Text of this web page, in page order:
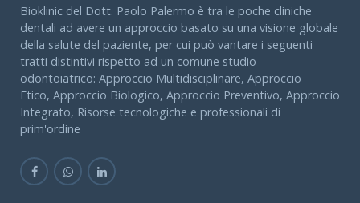
Bioklinic del Dott. Paolo Palermo è tra le poche cliniche
dentali ad avere un approccio basato su una visione globale
della salute del paziente, per cui può vantare i seguenti
tratti distintivi rispetto ad un comune studio
odontoiatrico: Approccio Multidisciplinare, Approccio
Etico, Approccio Biologico, Approccio Preventivo, Approccio
Integrato, Risorse tecnologiche e professionali di
prim'ordine